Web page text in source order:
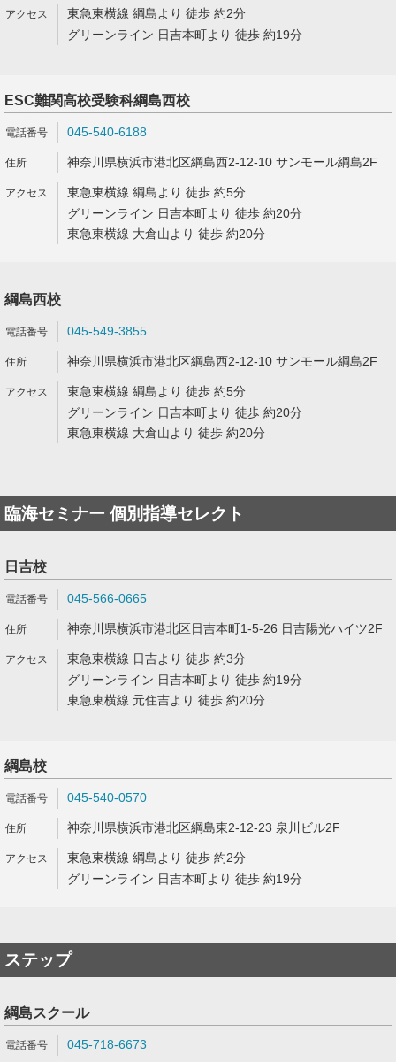
東急東横線 綱島より 徒歩 約2分
グリーンライン 日吉本町より 徒歩 約19分
ESC難関高校受験科綱島西校
045-540-6188
神奈川県横浜市港北区綱島西2-12-10 サンモール綱島2F
東急東横線 綱島より 徒歩 約5分
グリーンライン 日吉本町より 徒歩 約20分
東急東横線 大倉山より 徒歩 約20分
綱島西校
045-549-3855
神奈川県横浜市港北区綱島西2-12-10 サンモール綱島2F
東急東横線 綱島より 徒歩 約5分
グリーンライン 日吉本町より 徒歩 約20分
東急東横線 大倉山より 徒歩 約20分
臨海セミナー 個別指導セレクト
日吉校
045-566-0665
神奈川県横浜市港北区日吉本町1-5-26 日吉陽光ハイツ2F
東急東横線 日吉より 徒歩 約3分
グリーンライン 日吉本町より 徒歩 約19分
東急東横線 元住吉より 徒歩 約20分
綱島校
045-540-0570
神奈川県横浜市港北区綱島東2-12-23 泉川ビル2F
東急東横線 綱島より 徒歩 約2分
グリーンライン 日吉本町より 徒歩 約19分
ステップ
綱島スクール
045-718-6673